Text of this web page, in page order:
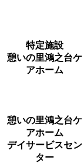
特定施設
憩いの里鴻之台ケ
アホーム
憩いの里鴻之台ケ
アホーム
デイサービスセン
ター